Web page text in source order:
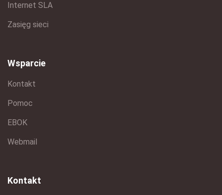
Internet SLA
Zasięg sieci
Wsparcie
Kontakt
Pomoc
EBOK
Webmail
Kontakt